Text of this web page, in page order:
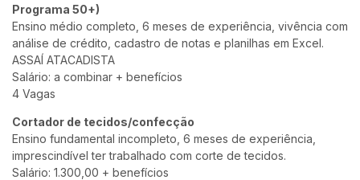
Programa 50+)
Ensino médio completo, 6 meses de experiência, vivência com
análise de crédito, cadastro de notas e planilhas em Excel.
ASSAÍ ATACADISTA
Salário: a combinar + benefícios
4 Vagas
Cortador de tecidos/confecção
Ensino fundamental incompleto, 6 meses de experiência,
imprescindível ter trabalhado com corte de tecidos.
Salário: 1.300,00 + benefícios